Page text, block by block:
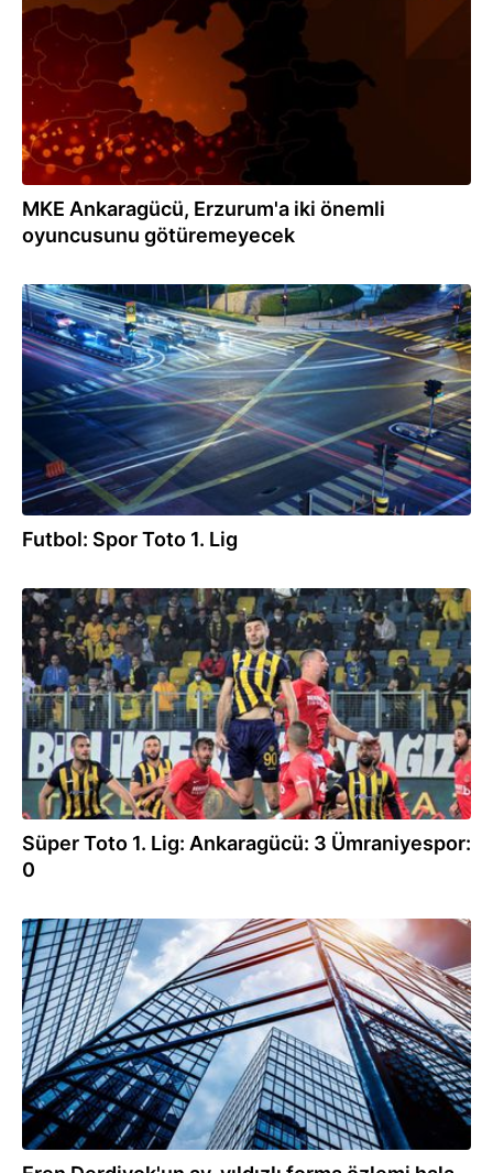
MKE Ankaragücü, Erzurum'a iki önemli
oyuncusunu götüremeyecek
20.02.2022
Futbol: Spor Toto 1. Lig
06.11.2021
Süper Toto 1. Lig: Ankaragücü: 3 Ümraniyespor:
0
12.10.2021